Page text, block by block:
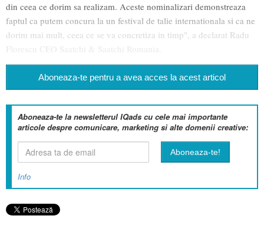
din ceea ce dorim sa realizam. Aceste nominalizari demonstreaza
faptul ca putem concura la un festival de talie internationala si ca ne
dorim mai mult, ceea ce se va concretiza in timp", a declarat Radu
Florescu CEO Saatchi & Saatchi Romania.
Aboneaza-te pentru a avea acces la acest articol
Aboneaza-te la newsletterul IQads cu cele mai importante
articole despre comunicare, marketing si alte domenii creative:
Info